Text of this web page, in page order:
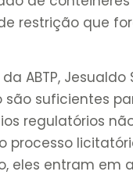
restrição que
ABTP,
suficientes
regulatórios
processo
eles entram em